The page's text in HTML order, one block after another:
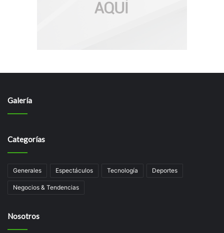
Galería
Categorías
Generales Espectáculos Tecnologí­a Deportes
Negocios & Tendencias
Nosotros